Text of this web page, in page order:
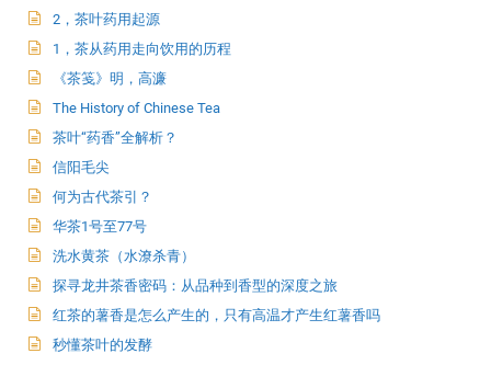
2，茶叶药用起源
1，茶从药用走向饮用的历程
《茶笺》明，高濂
The History of Chinese Tea
茶叶“药香”全解析？
信阳毛尖
何为古代茶引？
华茶1号至77号
洗水黄茶（水潦杀青）
探寻龙井茶香密码：从品种到香型的深度之旅
红茶的薯香是怎么产生的，只有高温才产生红薯香吗
秒懂茶叶的发酵